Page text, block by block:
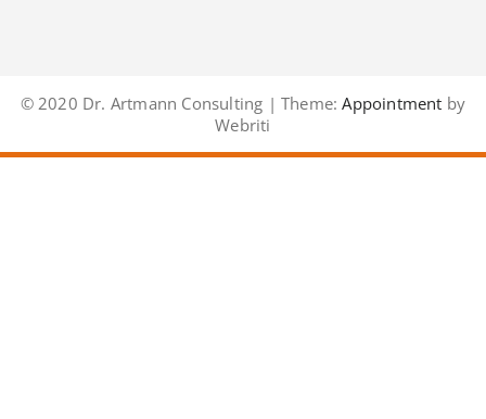
© 2020 Dr. Artmann Consulting | Theme: Appointment by
Webriti